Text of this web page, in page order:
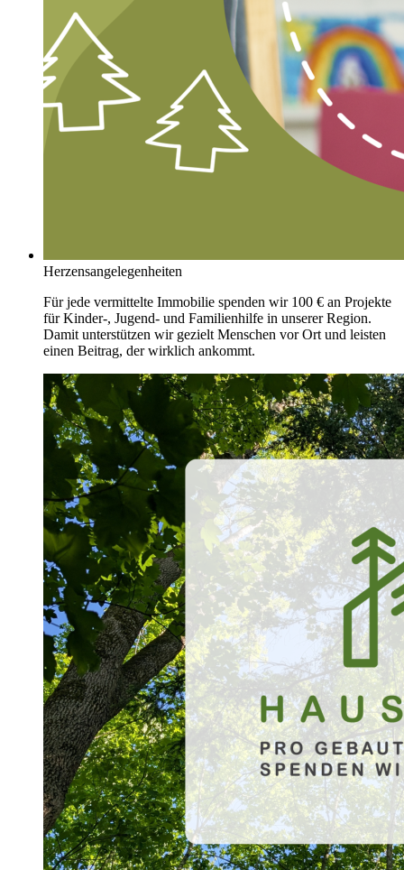
Herzensangelegenheiten
Für jede vermittelte Immobilie spenden wir 100 € an Projekte
für Kinder-, Jugend- und Familienhilfe in unserer Region.
Damit unterstützen wir gezielt Menschen vor Ort und leisten
einen Beitrag, der wirklich ankommt.